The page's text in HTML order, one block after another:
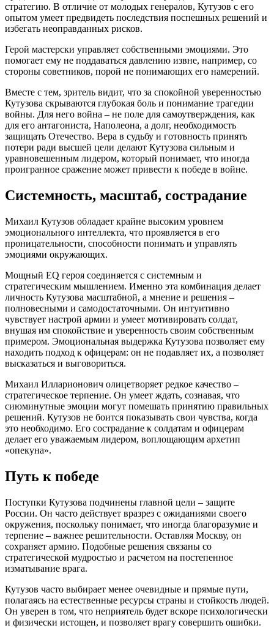
стратегию. В отличие от молодых генералов, Кутузов с его
опытом умеет предвидеть последствия поспешных решений и
избегать неоправданных рисков.
Герой мастерски управляет собственными эмоциями. Это
помогает ему не поддаваться давлению извне, например, со
стороны советников, порой не понимающих его намерений.
Вместе с тем, зритель видит, что за спокойной уверенностью
Кутузова скрываются глубокая боль и понимание трагедии
войны. Для него война – не поле для самоутверждения, как
для его антагониста, Наполеона, а долг, необходимость
защищать Отечество. Вера в судьбу и готовность принять
потери ради высшей цели делают Кутузова сильным и
уравновешенным лидером, который понимает, что иногда
проигранное сражение может привести к победе в войне.
Системноcть, масштаб, сострадание
Михаил Кутузов обладает крайне высоким уровнем
эмоционального интеллекта, что проявляется в его
проницательности, способности понимать и управлять
эмоциями окружающих.
Мощный EQ героя соединяется с системным и
стратегическим мышлением. Именно эта комбинация делает
личность Кутузова масштабной, а мнение и решения –
полновесными и самодостаточными. Он интуитивно
чувствует настрой армии и умеет мотивировать солдат,
внушая им спокойствие и уверенность своим собственным
примером. Эмоциональная выдержка Кутузова позволяет ему
находить подход к офицерам: он не подавляет их, а позволяет
высказаться и выговориться.
Михаил Илларионович олицетворяет редкое качество –
стратегическое терпение. Он умеет ждать, сознавая, что
сиюминутные эмоции могут помешать принятию правильных
решений. Кутузов не боится показывать свои чувства, когда
это необходимо. Его сострадание к солдатам и офицерам
делает его уважаемым лидером, воплощающим архетип
«опекуна».
Путь к победе
Поступки Кутузова подчинены главной цели – защите
России. Он часто действует вразрез с ожиданиями своего
окружения, поскольку понимает, что иногда благоразумие и
терпение – важнее решительности. Оставляя Москву, он
сохраняет армию. Подобные решения связаны со
стратегической мудростью и расчетом на постепенное
изматывание врага.
Кутузов часто выбирает менее очевидные и прямые пути,
полагаясь на естественные ресурсы страны и стойкость людей.
Он уверен в том, что неприятель будет вскоре психологически
и физически истощен, и позволяет врагу совершить ошибки.